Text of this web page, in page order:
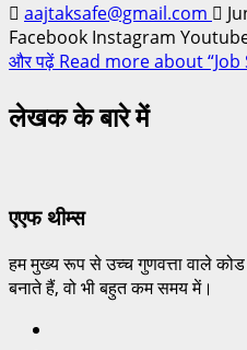
aajtaksafe@gmail.com
Facebook Instagram Youtube
और पढ़ें Read more about “Job
लेखक के बारे में
एएफ थीम्स
हम मुख्य रूप से उच्च गुणवत्ता वाले
बनाते हैं, वो भी बहुत कम समय में।